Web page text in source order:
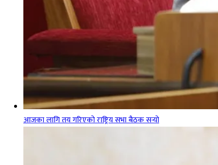
आजका लागि तय गरिएको राष्ट्रिय सभा बैठक सर्‍यो